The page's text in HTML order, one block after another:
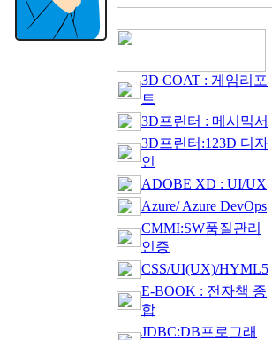
3D COAT : 게임리포
트
3D프린터 : 메시믹서
3D프린터:123D 디자
인
ADOBE XD : UI/UX
Azure/ Azure DevOps
CMMI:SW품질관리
인증
CSS/UI(UX)/HYML5
E-BOOK : 전자책 종
합
JDBC:DB프로그래